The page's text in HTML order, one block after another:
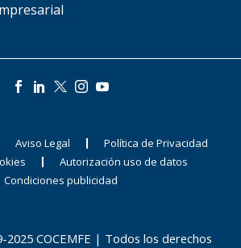
Aviso Legal
Política de Privacidad
Autorización uso de datos
Condiciones publicidad
2025 COCEMFE | Todos los derechos